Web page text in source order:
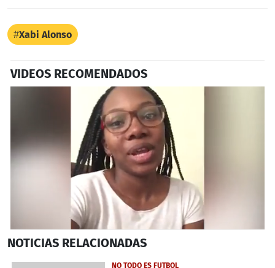
Xabi Alonso
VIDEOS RECOMENDADOS
seconds
1
NOTICIAS RELACIONADAS
NO TODO ES FUTBOL